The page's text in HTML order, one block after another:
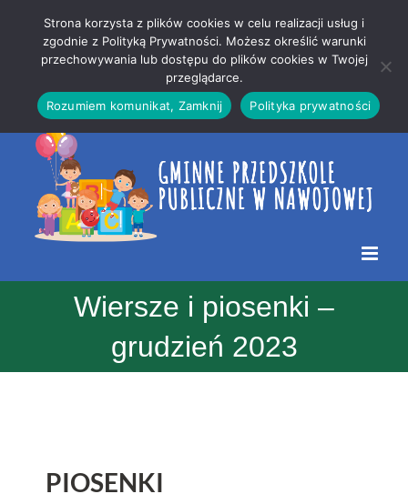
treści
strony
Wiersze i piosenki –
grudzień 2023
PIOSENKI
Strona korzysta z plików cookies w celu realizacji usług i
zgodnie z Polityką Prywatności. Możesz określić warunki
przechowywania lub dostępu do plików cookies w Twojej
przeglądarce.
Rozumiem komunikat, Zamknij
Polityka prywatności